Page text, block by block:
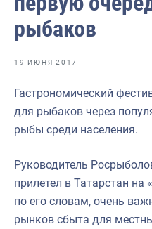
Отраслевые СМИ
Выставки и конференции
Научно-практическая
Рыбоохрана России
Отрасль в цифрах
Большая африканская
События в России и
рыбаков
19 ИЮНЯ 2017
Гастрономический
для рыбаков через
рыбы среди населения.
Руководитель
прилетел в Татарстан
по его словам, очень
рынков сбыта для